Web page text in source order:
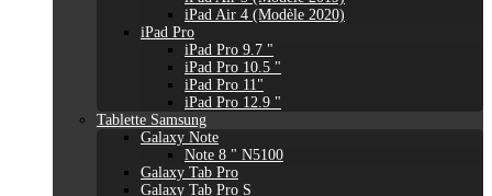
iPad Air 4 (Modèle 2020)
iPad Pro
iPad Pro 9.7 "
iPad Pro 10.5 "
iPad Pro 11"
iPad Pro 12.9 "
Tablette Samsung
Galaxy Note
Note 8 " N5100
Galaxy Tab Pro
Galaxy Tab Pro S